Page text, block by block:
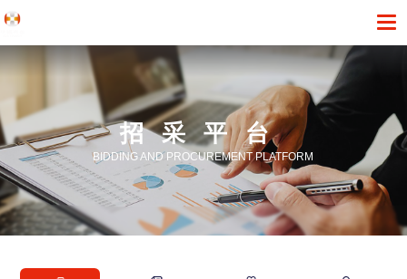
招采平台
BIDDING AND PROCUREMENT PLATFORM